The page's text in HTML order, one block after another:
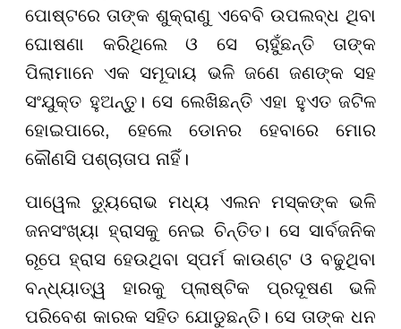
ପୋଷ୍ଟରେ ତାଙ୍କ ଶୁକ୍ରାଣୁ ଏବେବି ଉପଲବ୍ଧ ଥିବା
ଘୋଷଣା କରିଥିଲେ ଓ ସେ ଚାହୁଁଛନ୍ତି ତାଙ୍କ
ପିଲାମାନେ ଏକ ସମୂଦାୟ ଭଳି ଜଣେ ଜଣଙ୍କ ସହ
ସଂଯୁକ୍ତ ହୁଅନ୍ତୁ। ସେ ଲେଖିଛନ୍ତି ଏହା ହୁଏତ ଜଟିଳ
ହୋଇପାରେ, ହେଲେ ଡୋନର ହେବାରେ ମୋର
କୌଣସି ପଶ୍ଚାତାପ ନାହିଁ।
ପାୱେଲ ଡ୍ୟୁରୋଭ ମଧ୍ୟ ଏଲନ ମସ୍କଙ୍କ ଭଳି
ଜନସଂଖ୍ୟା ହ୍ରାସକୁ ନେଇ ଚିନ୍ତିତ। ସେ ସାର୍ବଜନିକ
ରୂପେ ହ୍ରାସ ହେଉଥିବା ସ୍ପର୍ମ କାଉଣ୍ଟ ଓ ବଢୁଥିବା
ବନ୍ଧ୍ୟାତ୍ୱ ହାରକୁ ପ୍ଲାଷ୍ଟିକ ପ୍ରଦୂଷଣ ଭଳି
ପରିବେଶ କାରକ ସହିତ ଯୋଡୁଛନ୍ତି। ସେ ତାଙ୍କ ଧନ